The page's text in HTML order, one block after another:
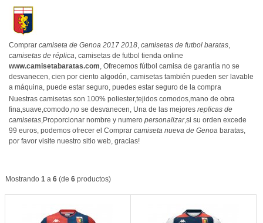
Comprar camiseta de Genoa 2017 2018, camisetas de futbol baratas,
camisetas de réplica, camisetas de futbol tienda online
www.camisetabaratas.com, Ofrecemos fútbol camisa de garantía no se
desvanecen, cien por ciento algodón, camisetas también pueden ser lavable
a máquina, puede estar seguro, puedes estar seguro de la compra
Nuestras camisetas son 100% poliester,tejidos comodos,mano de obra
fina,suave,comodo,no se desvanecen, Una de las mejores replicas de
camisetas,Proporcionar nombre y numero personalizar,si su orden excede
99 euros, podemos ofrecer el Comprar camiseta nueva de Genoa baratas,
por favor visite nuestro sitio web, gracias!
Mostrando 1a 6(de 6productos)